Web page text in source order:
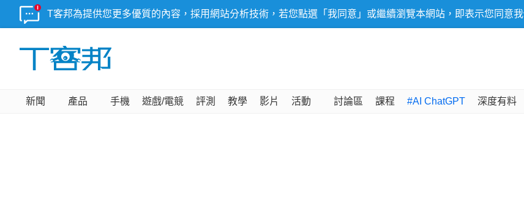
T客邦為提供您更多優質的內容，採用網站分析技術，若您點選「我同意」或繼續瀏覽本網站，即表示您同意
新聞 產品 手機 遊戲/電競 評測 教學 影片 活動 討論區 課程 #AI ChatGPT 深度有料